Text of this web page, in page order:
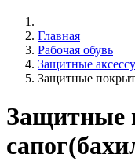
Главная
Рабочая обувь
Защитные
Защитные
Защитные